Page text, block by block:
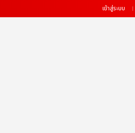
เข้าสู่ระบบ